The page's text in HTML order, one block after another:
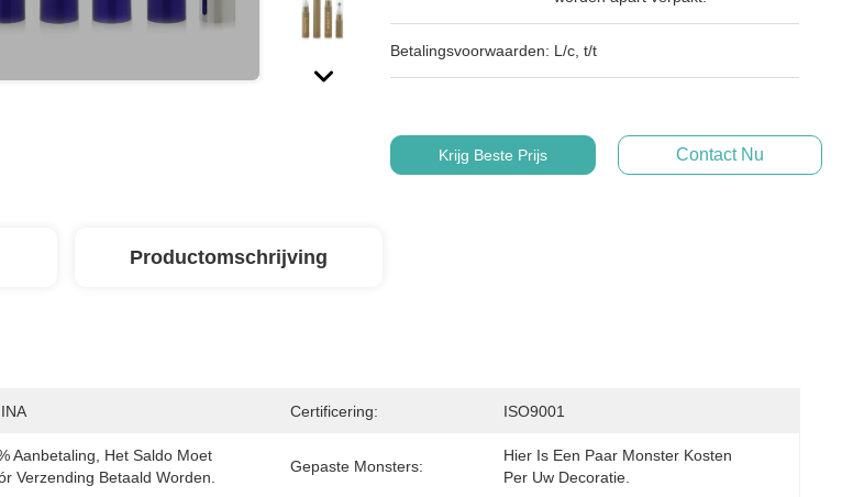
Betalingsvoorwaarden: L/c, t/t
Krijg Beste Prijs Contact Nu
Productomschrijving
Certificering: ISO9001
Aanbetaling, Het Saldo Moet
Verzending Betaald Worden.
Gepaste Monsters:
Hier Is Een Paar Monster Kosten
Per Uw Decoratie.